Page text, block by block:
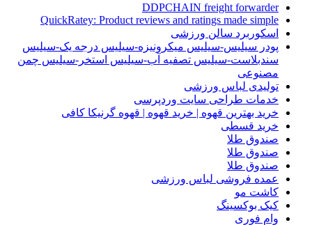
DDPCHAIN freight forwarder
QuickRatey: Product reviews and ratings made simple
اسکوربرد سالن ورزشی
پودر سیلیس-سیلیس میکرونیزه-سیلیس درجه یک-سیلیس
سندبلاست-سیلیس تصفیه آب-سیلیس استخر-سیلیس چمن
مصنوعی
تولیدی لباس ورزشی
خدمات طراحی سایت وردپرسی
خرید بهترین قهوه | خرید قهوه | قهوه گرنیکا کافی
خرید قسطی
صندوق طلا
صندوق طلا
صندوق طلا
عمده فروشی لباس ورزشی
کاشت مو
کیک بوکسینگ
وام فوری